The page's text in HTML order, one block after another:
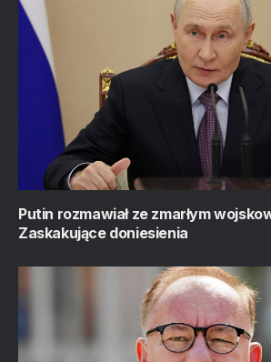
Putin rozmawiał ze zmarłym
Zaskakujące doniesienia